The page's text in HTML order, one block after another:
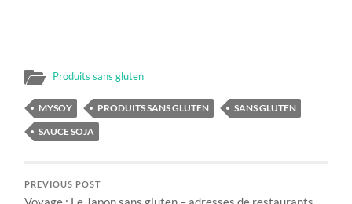
Produits sans gluten
MYSOY PRODUITS SANS GLUTEN
SANS GLUTEN
SAUCE SOJA
PREVIOUS POST